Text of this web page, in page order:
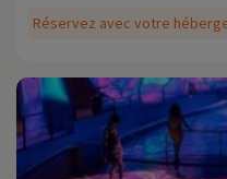
Réservez avec votre